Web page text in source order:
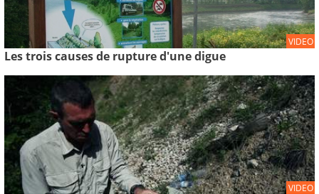
VIDEO
Les trois causes de rupture d'une digue
VIDEO